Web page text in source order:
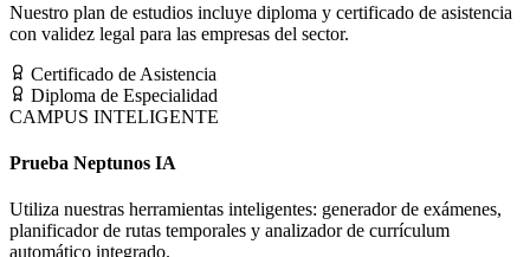
Nuestro plan de estudios incluye diploma y certificado de asistencia
con validez legal para las empresas del sector.
Certificado de Asistencia
Diploma de Especialidad
CAMPUS INTELIGENTE
Prueba Neptunos IA
Utiliza nuestras herramientas inteligentes: generador de exámenes,
planificador de rutas temporales y analizador de currículum
automático integrado.